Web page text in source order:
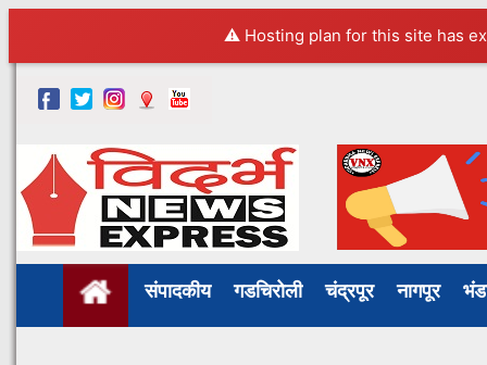
⚠️ Hosting plan for this site has
संपादकीय गडचिरोली चंद्रपूर नागपूर